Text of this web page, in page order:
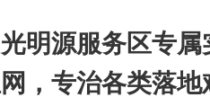
明源服务区专
，专治各类落地